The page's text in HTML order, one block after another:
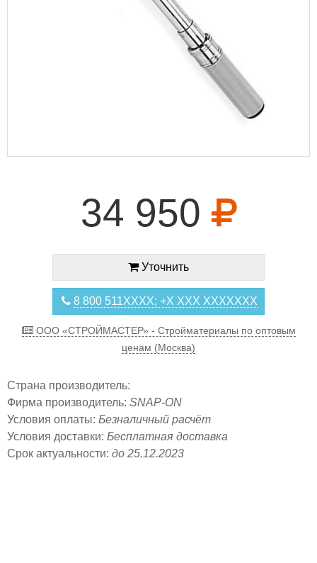
34 950
Уточнить
8 800 511XXXX; +X XXX XXXXXXX
ООО «СТРОЙМАСТЕР» - Стройматериалы по оптовым
ценам (Москва)
Страна производитель:
Фирма производитель: SNAP-ON
Условия оплаты: Безналичный расчёт
Условия доставки: Бесплатная доставка
Срок актуальности: до 25.12.2023